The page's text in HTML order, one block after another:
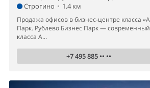
Строгино • 1.4 км
Продажа офисов в бизнес-центре класса
Парк. Рублево Бизнес Парк —
класса А...
+7 495 885 •• ••